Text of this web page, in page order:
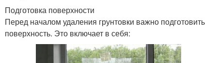
Подготовка поверхности
Перед началом удаления грунтовки важно подготовить
поверхность. Это включает в себя: